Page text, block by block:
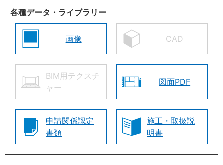
各種データ・ライブラリー
画像 CAD
BIM用テクスチ
ャー
図面PDF
申請関係認定
書類
施工・取扱説
明書